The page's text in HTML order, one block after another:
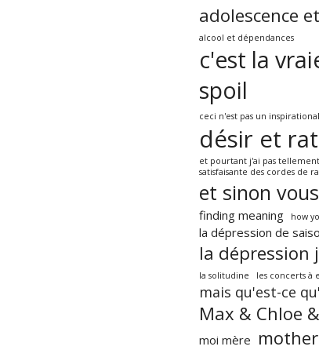
adolescence
alcool et dépendances
c'est la
spoil
ceci n'est pas un
désir et
et pourtant j'ai pas
satisfaisante des cordes de
et sinon
finding meaning how
la dépression de
la dépression
la solitudine les concerts à
mais qu'est-ce
Max & Chloe
moi mère